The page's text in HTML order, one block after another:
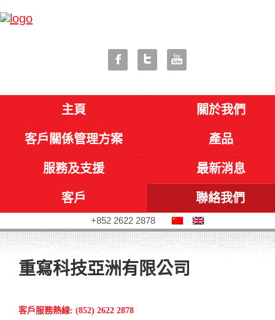
主頁 關於我們
客戶關係管理方案 產品
服務及支援 最新消息
客戶 聯絡我們
+852 2622 2878
重寫科技亞洲有限公司
客戶服務熱線: (852) 2622 2878